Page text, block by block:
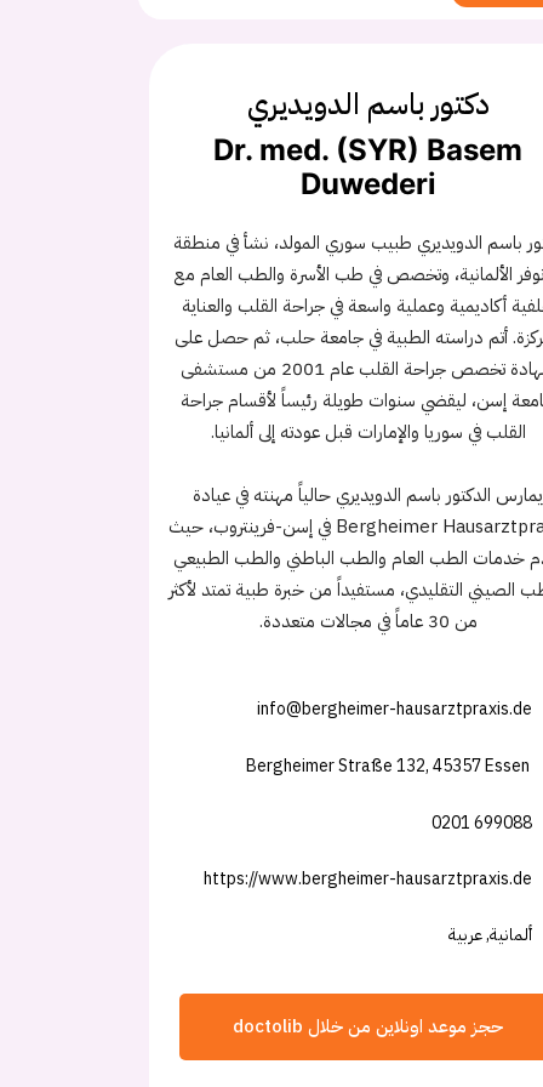
دكتور باسم الدويديري
Dr. med. (SYR) Basem
Duwederi
باسم الدويديري طبيب سوري المولد، نشأ في منطقة
الألمانية، وتخصص في طب الأسرة والطب العام مع
أكاديمية وعملية واسعة في جراحة القلب والعناية
أتم دراسته الطبية في جامعة حلب، ثم حصل على
شهادة تخصص جراحة القلب عام 2001 من مستشفى
إسن، ليقضي سنوات طويلة رئيساً لأقسام جراحة
القلب في سوريا والإمارات قبل عودته إلى ألمانيا.
يمارس الدكتور باسم الدويديري حالياً مهنته في عيادة
Bergheimer Hausarztpraxis في إسن-فرينتروب، حيث
خدمات الطب العام والطب الباطني والطب الطبيعي
الصيني التقليدي، مستفيداً من خبرة طبية تمتد لأكثر
من 30 عاماً في مجالات متعددة.
info@bergheimer-hausarztpraxis.de
Bergheimer Straße 132, 45357 Essen
0201 699088
https://www.bergheimer-hausarztpraxis.de
ألمانية, عربية
حجز موعد اونلاين من خلال doctolib